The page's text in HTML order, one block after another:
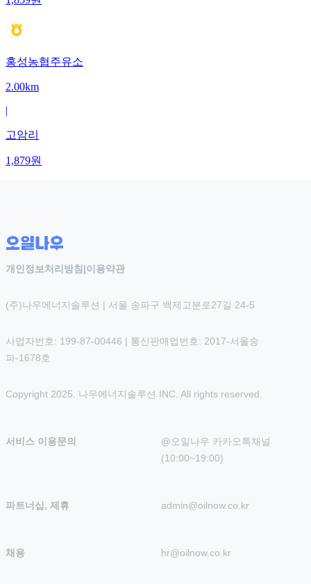
홍성농협주유소
2.00km
|
고암리
1,879원
개인정보처리방침 |이용약관
(주)나우에너지솔루션 | 서울 송파구 백제고분로27길 24-5
사업자번호: 199-87-00446 | 통신판매업번호: 2017-서울송
파-1678호
Copyright 2025. 나우에너지솔루션 INC. All rights reserved.
서비스 이용문의
@오일나우 카카오톡채널
(10:00~19:00)
파트너십, 제휴 admin@oilnow.co.kr
채용 hr@oilnow.co.kr